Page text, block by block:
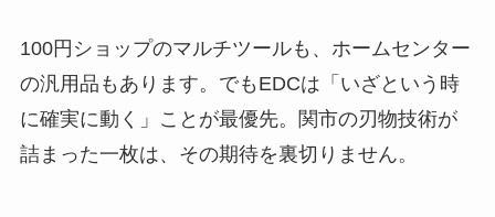
100円ショップのマルチツールも、ホームセンター
の汎用品もあります。でもEDCは「いざという時
に確実に動く」ことが最優先。関市の刃物技術が
詰まった一枚は、その期待を裏切りません。